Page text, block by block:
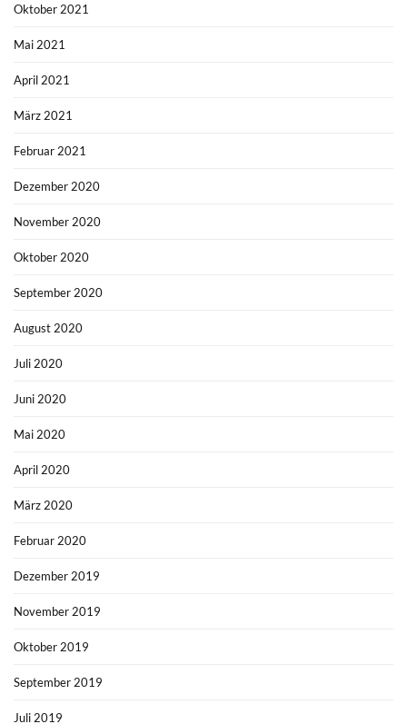
Oktober 2021
Mai 2021
April 2021
März 2021
Februar 2021
Dezember 2020
November 2020
Oktober 2020
September 2020
August 2020
Juli 2020
Juni 2020
Mai 2020
April 2020
März 2020
Februar 2020
Dezember 2019
November 2019
Oktober 2019
September 2019
Juli 2019